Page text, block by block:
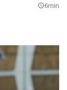
query_builder6min